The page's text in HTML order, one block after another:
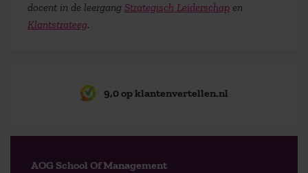
docent in de leergang Strategisch Leiderschap en
Klantstrateeg.
9,0 op klantenvertellen.nl
AOG School Of Management